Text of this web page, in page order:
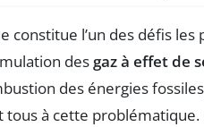
constitue l’un des défis
des gaz à effet de
des énergies
tous à cette